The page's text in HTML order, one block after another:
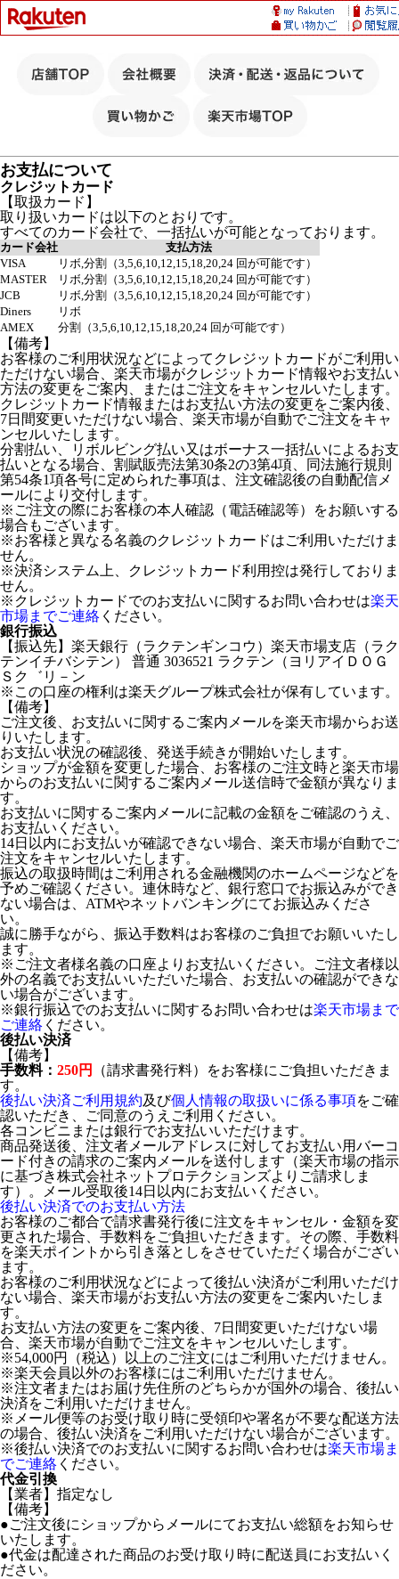
お支払について
クレジットカード
【取扱カード】
取り扱いカードは以下のとおりです。
すべてのカード会社で、一括払いが可能となっております。
カード会社
支払方法
VISA
リボ,分割（3,5,6,10,12,15,18,20,24 回が可能です）
MASTER
リボ,分割（3,5,6,10,12,15,18,20,24 回が可能です）
JCB
リボ,分割（3,5,6,10,12,15,18,20,24 回が可能です）
Diners
リボ
AMEX
分割（3,5,6,10,12,15,18,20,24 回が可能です）
【備考】
お客様のご利用状況などによってクレジットカードがご利用い
ただけない場合、楽天市場がクレジットカード情報やお支払い
方法の変更をご案内、またはご注文をキャンセルいたします。
クレジットカード情報またはお支払い方法の変更をご案内後、
7日間変更いただけない場合、楽天市場が自動でご注文をキャ
ンセルいたします。
分割払い、リボルビング払い又はボーナス一括払いによるお支
払いとなる場合、割賦販売法第30条2の3第4項、同法施行規則
第54条1項各号に定められた事項は、注文確認後の自動配信メ
ールにより交付します。
※ご注文の際にお客様の本人確認（電話確認等）をお願いする
場合もございます。
※お客様と異なる名義のクレジットカードはご利用いただけま
せん。
※決済システム上、クレジットカード利用控は発行しておりま
せん。
※クレジットカードでのお支払いに関するお問い合わせは楽天
市場までご連絡 ください。
銀行振込
【振込先】楽天銀行（ラクテンギンコウ）楽天市場支店（ラク
テンイチバシテン） 普通 3036521 ラクテン（ヨリアイＤＯＧ
Ｓク゛リ－ン
※この口座の権利は楽天グループ株式会社が保有しています。
【備考】
ご注文後、お支払いに関するご案内メールを楽天市場からお送
りいたします。
お支払い状況の確認後、発送手続きが開始いたします。
ショップが金額を変更した場合、お客様のご注文時と楽天市場
からのお支払いに関するご案内メール送信時で金額が異なりま
す。
お支払いに関するご案内メールに記載の金額をご確認のうえ、
お支払いください。
14日以内にお支払いが確認できない場合、楽天市場が自動でご
注文をキャンセルいたします。
振込の取扱時間はご利用される金融機関のホームページなどを
予めご確認ください。連休時など、銀行窓口でお振込みができ
ない場合は、ATMやネットバンキングにてお振込みくださ
い。
誠に勝手ながら、振込手数料はお客様のご負担でお願いいたし
ます。
※ご注文者様名義の口座よりお支払いください。ご注文者様以
外の名義でお支払いいただいた場合、お支払いの確認ができな
い場合がございます。
※銀行振込でのお支払いに関するお問い合わせは楽天市場まで
ご連絡 ください。
後払い決済
【備考】
手数料： 250円
（請求書発行料）をお客様にご負担いただきま
す。
後払い決済ご利用規約及び個人情報の取扱いに係る事項をご確
認いただき、ご同意のうえご利用ください。
各コンビニまたは銀行でお支払いいただけます。
商品発送後、注文者メールアドレスに対してお支払い用バーコ
ード付きの請求のご案内メールを送付します（楽天市場の指示
に基づき株式会社ネットプロテクションズよりご請求しま
す）。メール受取後14日以内にお支払いください。
後払い決済でのお支払い方法
お客様のご都合で請求書発行後に注文をキャンセル・金額を変
更された場合、手数料をご負担いただきます。その際、手数料
を楽天ポイントから引き落としをさせていただく場合がござい
ます。
お客様のご利用状況などによって後払い決済がご利用いただけ
ない場合、楽天市場がお支払い方法の変更をご案内いたしま
す。
お支払い方法の変更をご案内後、7日間変更いただけない場
合、楽天市場が自動でご注文をキャンセルいたします。
※54,000円（税込）以上のご注文にはご利用いただけません。
※楽天会員以外のお客様にはご利用いただけません。
※注文者またはお届け先住所のどちらかが国外の場合、後払い
決済をご利用いただけません。
※メール便等のお受け取り時に受領印や署名が不要な配送方法
の場合、後払い決済をご利用いただけない場合がございます。
※後払い決済でのお支払いに関するお問い合わせは楽天市場ま
でご連絡 ください。
代金引換
【業者】指定なし
【備考】
●ご注文後にショップからメールにてお支払い総額をお知らせ
いたします。
●代金は配達された商品のお受け取り時に配送員にお支払いく
ださい。